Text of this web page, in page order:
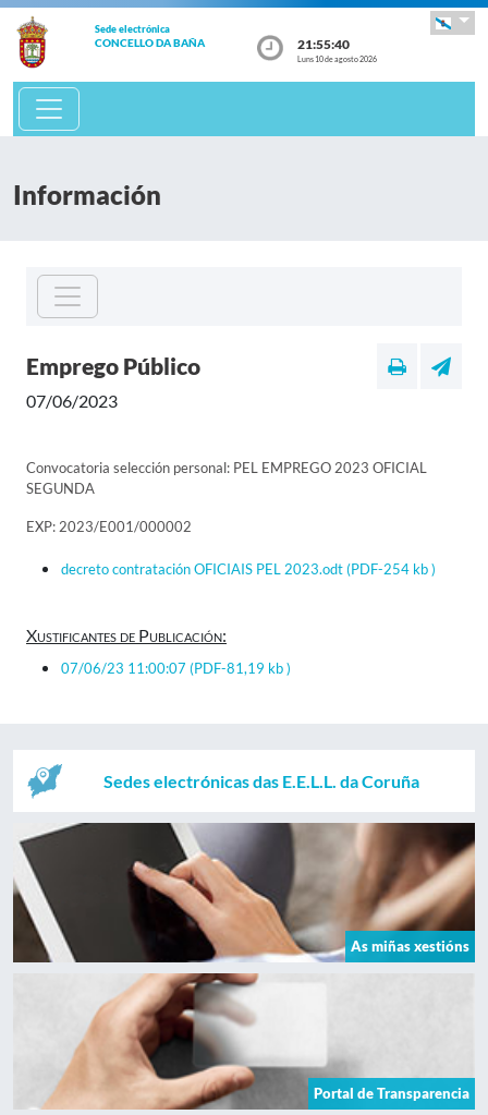
Sede electrónica
CONCELLO DA BAÑA 21:55:40
Luns 10 de agosto 2026
Información
Emprego Público
07/06/2023
Convocatoria selección personal: PEL EMPREGO 2023 OFICIAL
SEGUNDA
EXP: 2023/E001/000002
decreto contratación OFICIAIS PEL 2023.odt(PDF-254 kb )
Xustificantes de Publicación:
07/06/23 11:00:07 (PDF-81,19 kb )
Sedes electrónicas das E.E.L.L. da Coruña
As miñas xestións
Portal de Transparencia